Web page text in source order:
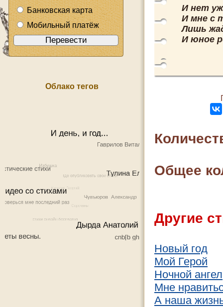
Банковская карта
Мобильный платёж
Облако тегов
И нет
И мне с
Лишь
И юное
Общее
Другие
Новый год
Мой Герой
Ночной ангел
Мне
А наша